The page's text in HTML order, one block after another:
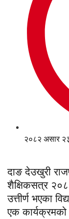
२०८२ असार
दाङ देउखुरी
शैक्षिकसत्र
उत्तीर्ण भएका
एक कार्यक्रमको